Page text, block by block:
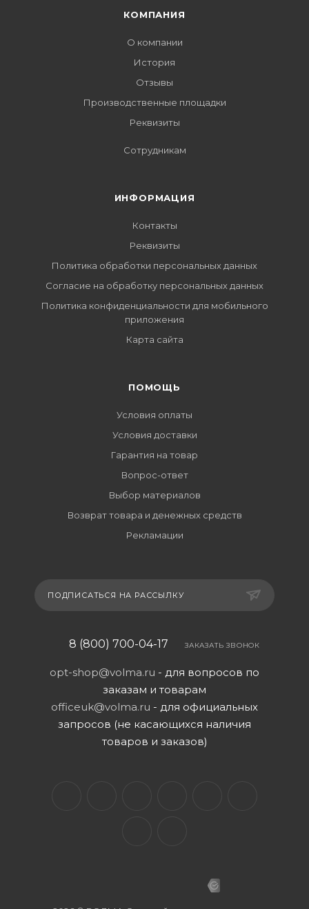
КОМПАНИЯ
О компании
История
Отзывы
Производственные площадки
Реквизиты
Сотрудникам
ИНФОРМАЦИЯ
Контакты
Реквизиты
Политика обработки персональных данных
Согласие на обработку персональных данных
Политика конфиденциальности для мобильного
приложения
Карта сайта
ПОМОЩЬ
Условия оплаты
Условия доставки
Гарантия на товар
Вопрос-ответ
Выбор материалов
Возврат товара и денежных средств
Рекламации
ПОДПИСАТЬСЯ НА РАССЫЛКУ
8 (800) 700-04-17 ЗАКАЗАТЬ ЗВОНОК
opt-shop@volma.ru - для вопросов по
заказам и товарам
officeuk@volma.ru - для официальных
запросов (не касающихся наличия
товаров и заказов)